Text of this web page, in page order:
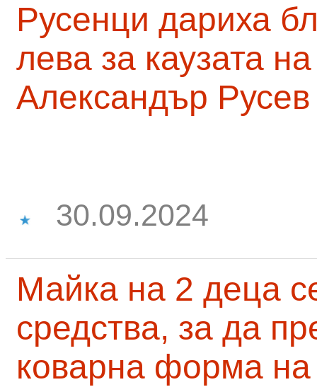
Русенци дариха
лева за каузата
Александър Русев
30.09.2024
Майка на 2 деца
средства, за да
коварна форма на